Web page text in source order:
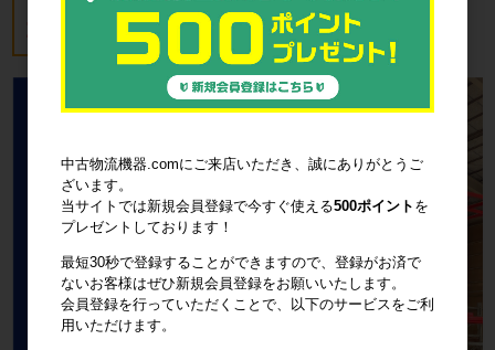
18,700円税込20,570円
中古物流機器.comにご来店いただき、誠にありがとうご
ざいます。
当サイトでは新規会員登録で今すぐ使える500ポイント を
プレゼントしております！
最短30秒で登録することができますので、登録がお済で
ないお客様はぜひ新規会員登録をお願いいたします。
会員登録を行っていただくことで、以下のサービスをご利
用いただけます。